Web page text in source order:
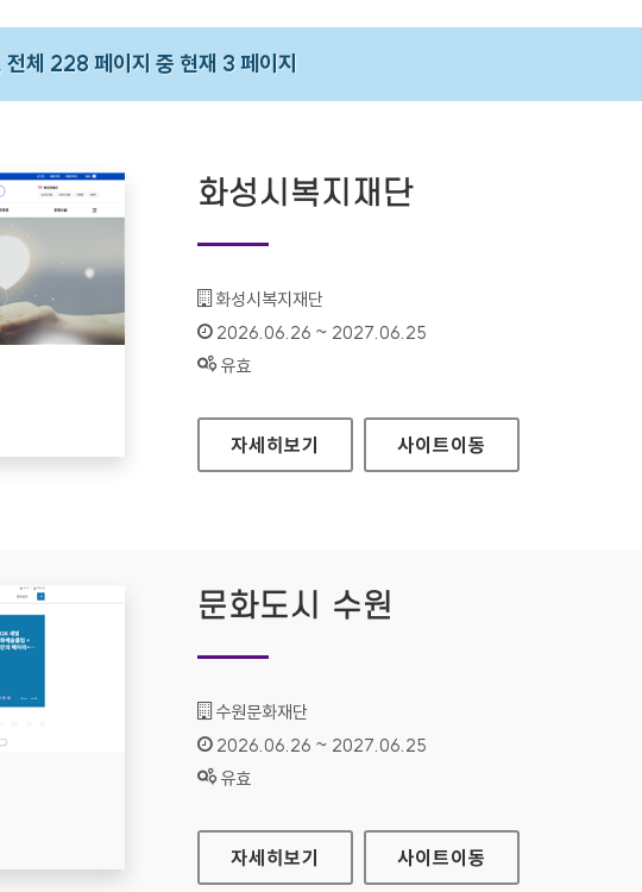
체 228 페이지 중 현재 3 페이지
화성시복지재단
기관명 :
화성시복지재단
인증기간 :
2026.06.26 ~ 2027.06.25
상태 :
유효
화성시복지재단
자세히보기 사이트이동
문화도시 수원
기관명 :
수원문화재단
인증기간 :
2026.06.26 ~ 2027.06.25
상태 :
유효
문화도시 수원
자세히보기 사이트이동